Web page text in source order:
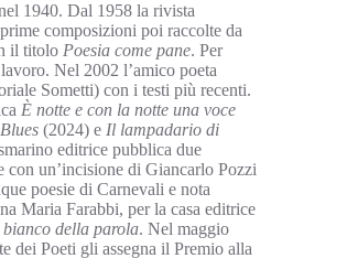
1940. Dal 1958 la rivista
composizioni poi raccolte da
il titolo Poesia come pane. Per
Nel 2002 l’amico poeta
Sometti) con i testi più recenti.
È notte e con la notte una voce
(2024) e Il lampadario di
editrice pubblica due
un’incisione di Giancarlo Pozzi
poesie di Carnevali e nota
Maria Farabbi, per la casa editrice
della parola. Nel maggio
dei Poeti gli assegna il Premio alla